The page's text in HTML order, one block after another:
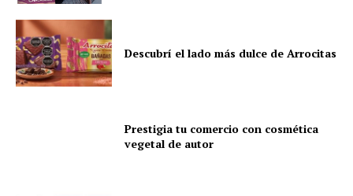
Descubrí el lado más dulce de Arrocitas
Prestigia tu comercio con cosmética
vegetal de autor